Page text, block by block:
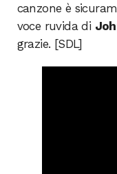
canzone è
voce ruvida di
grazie. [SDL]